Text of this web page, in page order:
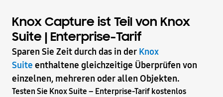
Knox Capture ist Teil von Knox
Suite | Enterprise-Tarif
Sparen Sie Zeit durch das in der Knox
Suite enthaltene gleichzeitige Überprüfen von
einzelnen, mehreren oder allen Objekten.
Testen Sie Knox Suite – Enterprise-Tarif kostenlos